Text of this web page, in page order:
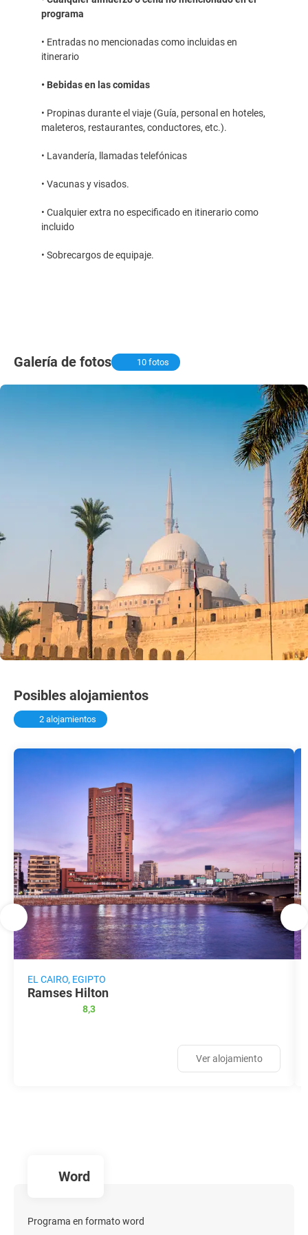
programa
• Entradas no mencionadas como incluidas en
itinerario
• Bebidas en las comidas
• Propinas durante el viaje (Guía, personal en hoteles,
maleteros, restaurantes, conductores, etc.).
• Lavandería, llamadas telefónicas
• Vacunas y visados.
• Cualquier extra no especificado en itinerario como
incluido
• Sobrecargos de equipaje.
Galería de fotos 10 fotos
Posibles alojamientos
2 alojamientos
EL CAIRO, EGIPTO
Ramses Hilton
8,3
Ver alojamiento
word
Programa en formato word